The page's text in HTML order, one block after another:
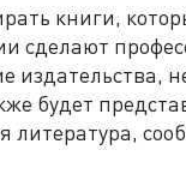
книги,
сделают
издательства,
будет
литература,